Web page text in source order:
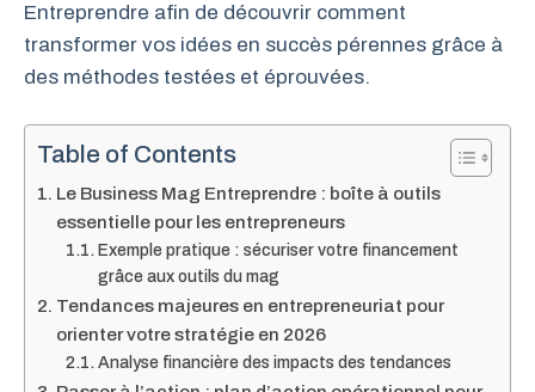
Entreprendre afin de découvrir comment
transformer vos idées en succès pérennes grâce à
des méthodes testées et éprouvées.
Table of Contents
Le Business Mag Entreprendre : boîte à outils
essentielle pour les entrepreneurs
Exemple pratique : sécuriser votre financement
grâce aux outils du mag
Tendances majeures en entrepreneuriat pour
orienter votre stratégie en 2026
Analyse financière des impacts des tendances